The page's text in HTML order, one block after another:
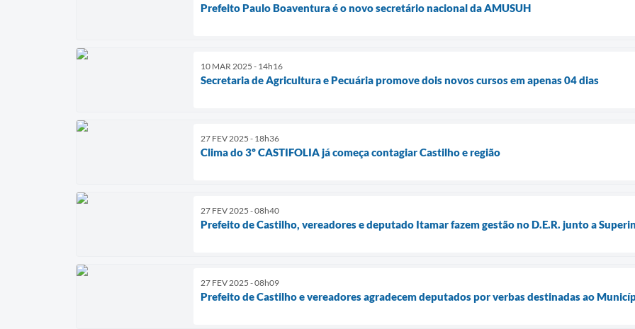
Prefeito Paulo Boaventura é o novo secretário nacional da AMUSUH
10 MAR 2025 - 14h16
Secretaria de Agricultura e Pecuária promove dois novos cursos em apenas 04 dias
27 FEV 2025 - 18h36
Clima do 3º CASTIFOLIA já começa contagiar Castilho e região
27 FEV 2025 - 08h40
Prefeito de Castilho, vereadores e deputado Itamar fazem gestão no D.E.R. junto a
27 FEV 2025 - 08h09
Prefeito de Castilho e vereadores agradecem deputados por verbas destinadas ao